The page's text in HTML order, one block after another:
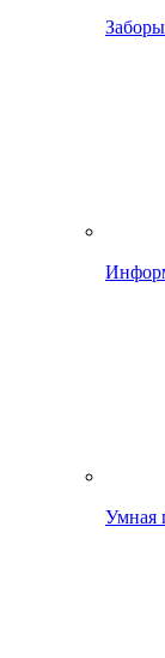
Умная